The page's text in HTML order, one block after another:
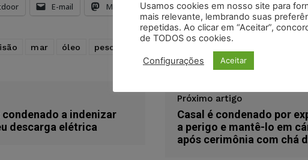
E-mail Mastodon LinkedIn
mar óleo pescador
a indenizar
descarga elétrica
Próximo artigo
Casal é condenado por
a perigo e mantê-lo em
após cerimônia com chá
Usamos cookies em nosso site para
mais relevante, lembrando suas
repetidas. Ao clicar em “Aceitar”,
de TODOS os cookies.
Configurações Aceitar